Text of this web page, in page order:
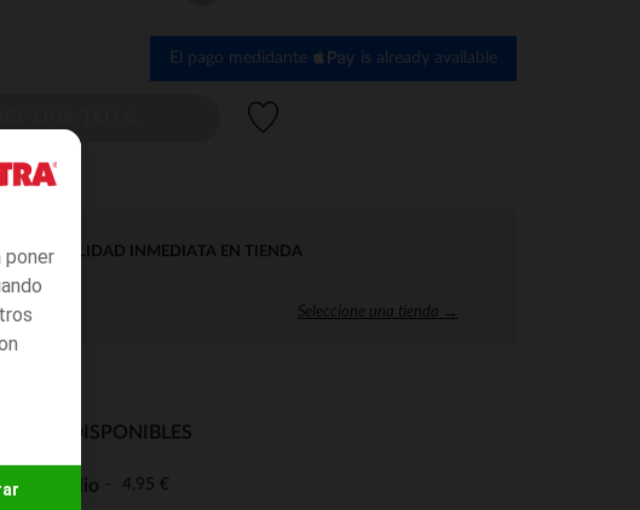
poner
El pago medidante is already available
INMEDIATA EN TIENDA
Seleccione una tienda →
ENVÍO DISPONIBLES
a domicilio 4,95 €